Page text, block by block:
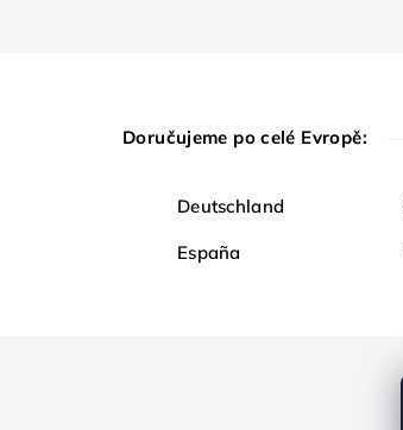
Doručujeme po celé Evropě:
Deutschland
España